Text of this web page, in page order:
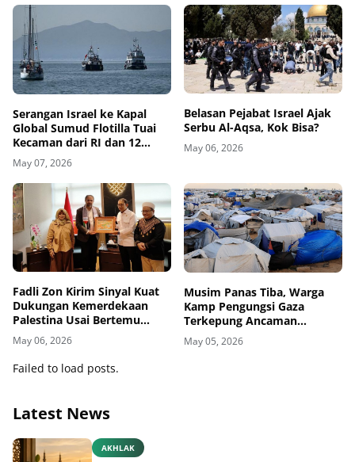
Serangan Israel ke Kapal
Global Sumud Flotilla Tuai
Kecaman dari RI dan 12
Negara
May 07, 2026
Belasan Pejabat Israel Ajak
Serbu Al-Aqsa, Kok Bisa?
May 06, 2026
Fadli Zon Kirim Sinyal Kuat
Dukungan Kemerdekaan
Palestina Usai Bertemu
Delegasi di Kemenbud
May 06, 2026
Musim Panas Tiba, Warga
Kamp Pengungsi Gaza
Terkepung Ancaman
Penyakit Kulit
May 05, 2026
Failed to load posts.
Latest News
AKHLAK